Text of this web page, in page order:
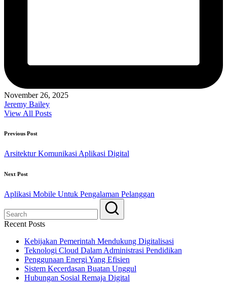
November 26, 2025
Jeremy Bailey
View All Posts
Post
navigation
Previous Post
Arsitektur Komunikasi Aplikasi Digital
Next Post
Aplikasi Mobile Untuk Pengalaman Pelanggan
Recent Posts
Kebijakan Pemerintah Mendukung Digitalisasi
Teknologi Cloud Dalam Administrasi Pendidikan
Penggunaan Energi Yang Efisien
Sistem Kecerdasan Buatan Unggul
Hubungan Sosial Remaja Digital